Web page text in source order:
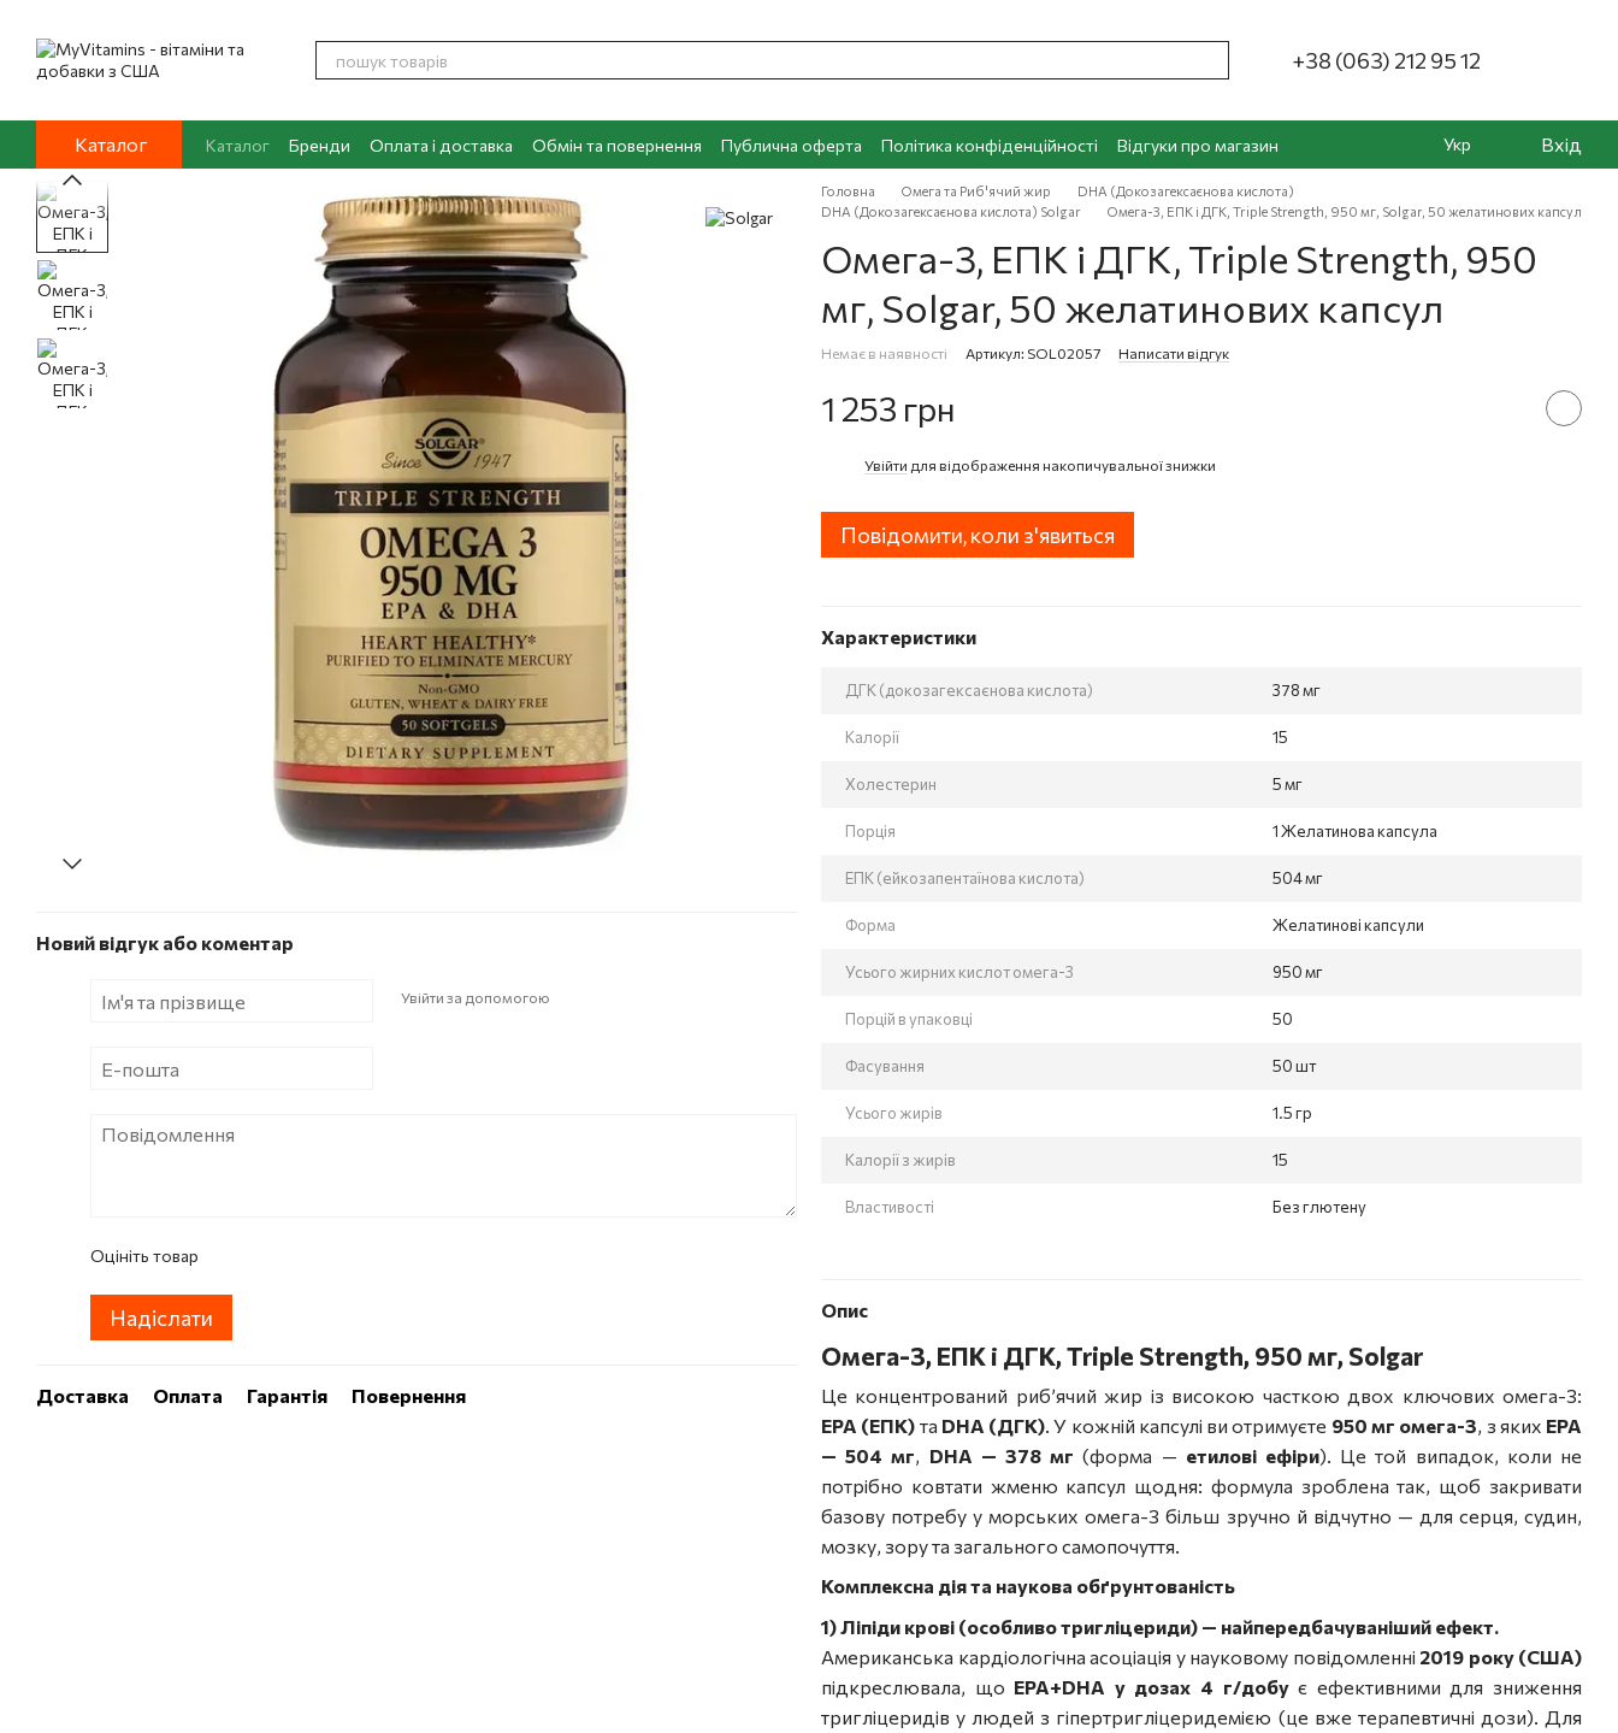
+38 (063) 212 95 12
Каталог Каталог Бренди Оплата і доставка Обмін та повернення Публична оферта Політика конфіденційності
Відгуки про магазин
Контакти
Про нас Блог
Укр Вхід
Новий відгук або коментар
Увійти за допомогою
Оцініть товар
Надіслати
Доставка Оплата Гарантія Повернення
Головна Омега та Риб'ячий жир
DHA (Докозагексаєнова кислота)
DHA (Докозагексаєнова кислота) Solgar
Омега-3, ЕПК і ДГК, Triple Strength, 950 мг, Solgar, 50 желатинових капсул
Омега-3, ЕПК і ДГК, Triple Strength, 950
мг, Solgar, 50 желатинових капсул
Немає в наявності Артикул: SOL02057 Написати відгук
1 253 грн
Увійти для відображення накопичувальної знижки
Повідомити, коли з'явиться
Характеристики
ДГК (докозагексаєнова кислота) 378 мг
Калорії 15
Холестерин 5 мг
Порція 1 Желатинова капсула
ЕПК (ейкозапентаїнова кислота) 504 мг
Форма Желатинові капсули
Усього жирних кислот омега-3 950 мг
Порцій в упаковці 50
Фасування 50 шт
Усього жирів 1.5 гр
Калорії з жирів 15
Властивості Без глютену
Опис
Омега-3, ЕПК і ДГК, Triple Strength, 950 мг, Solgar
Це концентрований риб’ячий жир із високою часткою двох ключових омега-3:
EPA (ЕПК) та DHA (ДГК). У кожній капсулі ви отримуєте 950 мг омега-3, з яких EPA
— 504 мг, DHA — 378 мг (форма — етилові ефіри). Це той випадок, коли не
потрібно ковтати жменю капсул щодня: формула зроблена так, щоб закривати
базову потребу у морських омега-3 більш зручно й відчутно — для серця, судин,
мозку, зору та загального самопочуття.
Комплексна дія та наукова обґрунтованість
1) Ліпіди крові (особливо тригліцериди) — найпередбачуваніший ефект.
Американська кардіологічна асоціація у науковому повідомленні 2019 року (США)
підкреслювала, що EPA+DHA у дозах 4 г/добує ефективними для зниження
тригліцеридів у людей з гіпертригліцеридемією (це вже терапевтичні дози). Для